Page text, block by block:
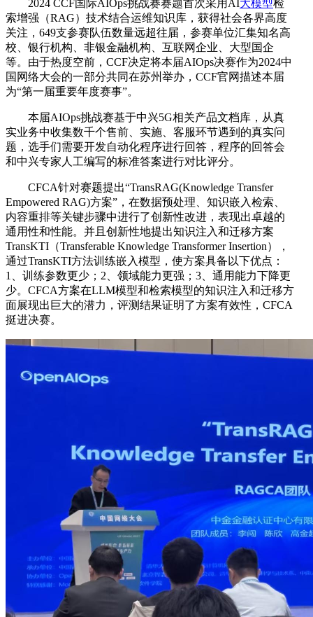
2024 CCF国际AIOps挑战赛赛题首次采用AI 大模型检
索增强（RAG）技术结合运维知识库，获得社会各界高度
关注，649支参赛队伍数量远超往届，参赛单位汇集知名高
校、银行机构、非银金融机构、互联网企业、大型国企
等。由于热度空前，CCF决定将本届AIOps决赛作为2024中
国网络大会的一部分共同在苏州举办，CCF官网描述本届
为“第一届重要年度赛事”。
本届AIOps挑战赛基于中兴5G相关产品文档库，从真
实业务中收集数千个售前、实施、客服环节遇到的真实问
题，选手们需要开发自动化程序进行回答，程序的回答会
和中兴专家人工编写的标准答案进行对比评分。
CFCA针对赛题提出“TransRAG(Knowledge Transfer
Empowered RAG)方案”，在数据预处理、知识嵌入检索、
内容重排等关键步骤中进行了创新性改进，表现出卓越的
通用性和性能。并且创新性地提出知识注入和迁移方案
TransKTI（Transferable Knowledge Transformer Insertion），
通过TransKTI方法训练嵌入模型，使方案具备以下优点：
1、训练参数更少；2、领域能力更强；3、通用能力下降更
少。CFCA方案在LLM模型和检索模型的知识注入和迁移方
面展现出巨大的潜力，评测结果证明了方案有效性，CFCA
挺进决赛。